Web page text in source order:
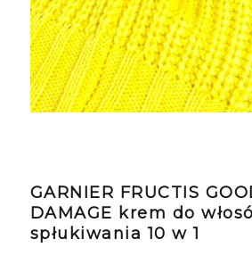
GARNIER FRUCTIS
DAMAGE krem do
spłukiwania 10 w 1